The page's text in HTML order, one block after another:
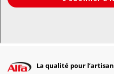
La qualité pour l’artisan